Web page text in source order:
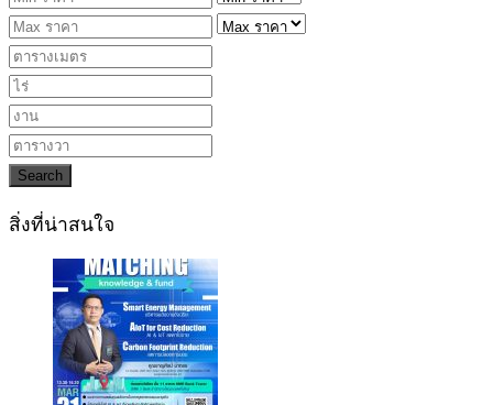
Search
สิ่งที่น่าสนใจ